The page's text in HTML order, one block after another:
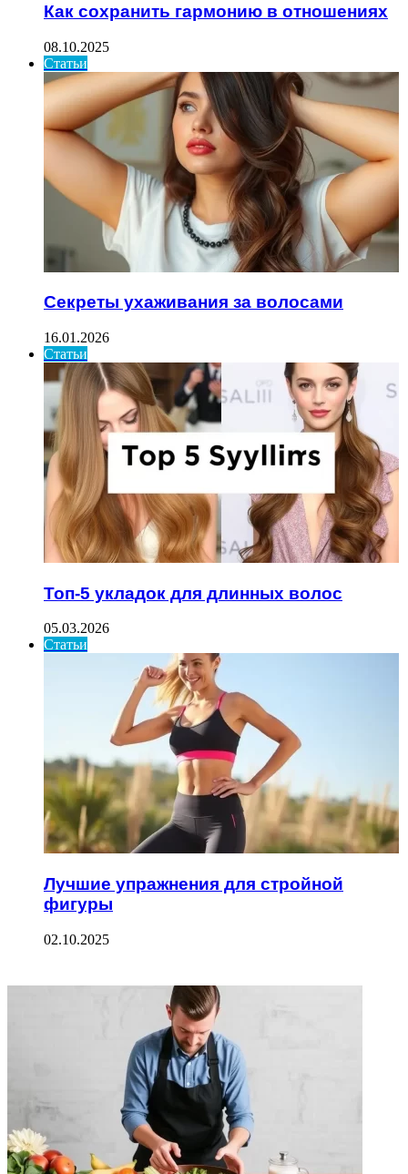
Как сохранить гармонию в отношениях
08.10.2025
Статьи
Секреты ухаживания за волосами
16.01.2026
Статьи
Топ-5 укладок для длинных волос
05.03.2026
Статьи
Лучшие упражнения для стройной
фигуры
02.10.2025